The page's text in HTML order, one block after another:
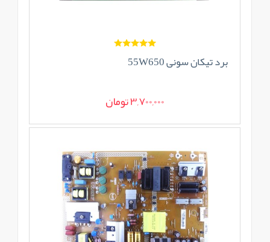
برد تیکان سونی 55W650
3,700,000 تومان